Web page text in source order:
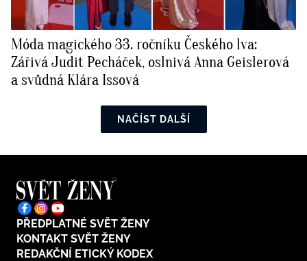
Móda magického 33. ročníku Českého lva:
Zářivá Judit Pecháček, oslnivá Anna Geislerová
a svůdná Klára Issová
NAČÍST DALŠÍ
PŘEDPLATNÉ SVĚT ŽENY
KONTAKT SVĚT ŽENY
REDAKČNÍ ETICKÝ KODEX